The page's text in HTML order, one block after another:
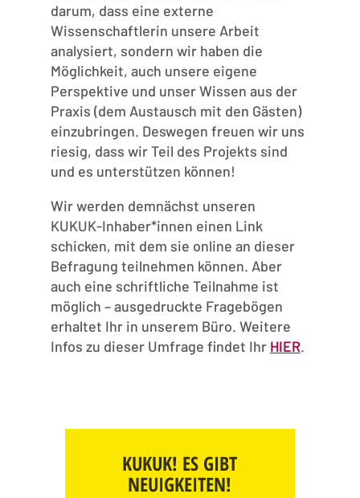
darum, dass eine externe
Wissenschaftlerin unsere Arbeit
analysiert, sondern wir haben die
Möglichkeit, auch unsere eigene
Perspektive und unser Wissen aus der
Praxis (dem Austausch mit den Gästen)
einzubringen. Deswegen freuen wir uns
riesig, dass wir Teil des Projekts sind
und es unterstützen können!
Wir werden demnächst unseren
KUKUK-Inhaber*innen einen Link
schicken, mit dem sie online an dieser
Befragung teilnehmen können. Aber
auch eine schriftliche Teilnahme ist
möglich – ausgedruckte Fragebögen
erhaltet Ihr in unserem Büro. Weitere
Infos zu dieser Umfrage findet Ihr HIER.
KUKUK! ES GIBT
NEUIGKEITEN!